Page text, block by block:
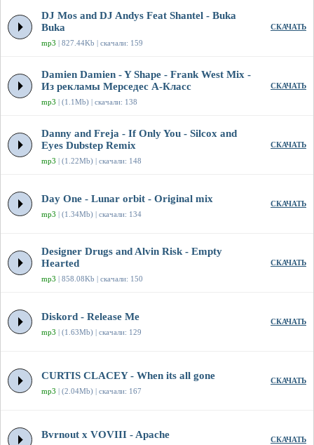
DJ Mos and DJ Andys Feat Shantel - Buka
Buka
mp3 | 827.44Kb | скачали: 159
СКАЧАТЬ
Damien Damien - Y Shape - Frank West Mix -
Из рекламы Мерседес А-Класс
mp3 | (1.1Mb) | скачали: 138
СКАЧАТЬ
Danny and Freja - If Only You - Silcox and
Eyes Dubstep Remix
mp3 | (1.22Mb) | скачали: 148
СКАЧАТЬ
Day One - Lunar orbit - Original mix
mp3 | (1.34Mb) | скачали: 134
СКАЧАТЬ
Designer Drugs and Alvin Risk - Empty
Hearted
mp3 | 858.08Kb | скачали: 150
СКАЧАТЬ
Diskord - Release Me
mp3 | (1.63Mb) | скачали: 129
СКАЧАТЬ
CURTIS CLACEY - When its all gone
mp3 | (2.04Mb) | скачали: 167
СКАЧАТЬ
Bvrnout x VOVIII - Apache СКАЧАТЬ